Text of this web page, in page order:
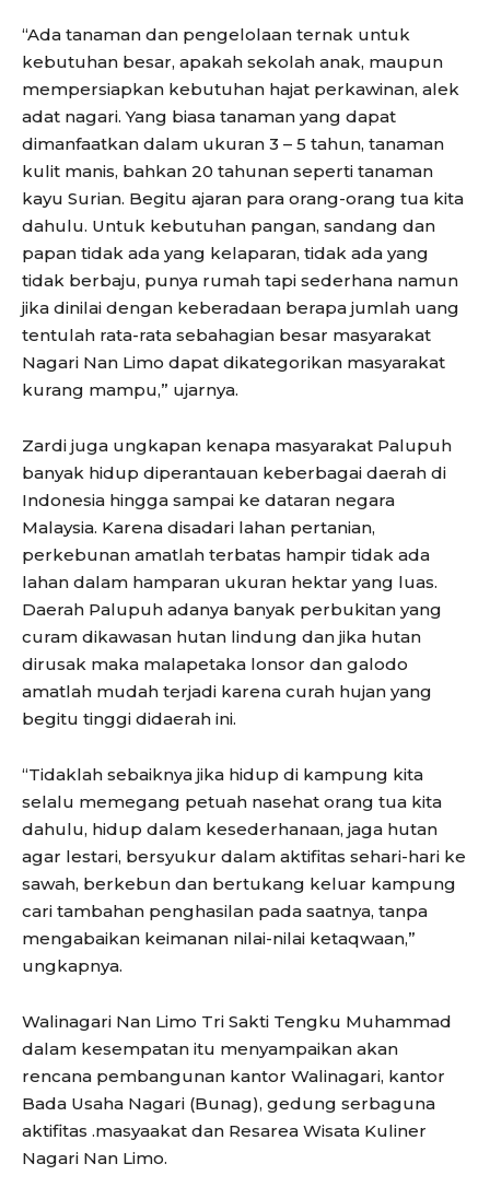
“Ada tanaman dan pengelolaan ternak untuk
kebutuhan besar, apakah sekolah anak, maupun
mempersiapkan kebutuhan hajat perkawinan, alek
adat nagari. Yang biasa tanaman yang dapat
dimanfaatkan dalam ukuran 3 – 5 tahun, tanaman
kulit manis, bahkan 20 tahunan seperti tanaman
kayu Surian. Begitu ajaran para orang-orang tua kita
dahulu. Untuk kebutuhan pangan, sandang dan
papan tidak ada yang kelaparan, tidak ada yang
tidak berbaju, punya rumah tapi sederhana namun
jika dinilai dengan keberadaan berapa jumlah uang
tentulah rata-rata sebahagian besar masyarakat
Nagari Nan Limo dapat dikategorikan masyarakat
kurang mampu,” ujarnya.
Zardi juga ungkapan kenapa masyarakat Palupuh
banyak hidup diperantauan keberbagai daerah di
Indonesia hingga sampai ke dataran negara
Malaysia. Karena disadari lahan pertanian,
perkebunan amatlah terbatas hampir tidak ada
lahan dalam hamparan ukuran hektar yang luas.
Daerah Palupuh adanya banyak perbukitan yang
curam dikawasan hutan lindung dan jika hutan
dirusak maka malapetaka lonsor dan galodo
amatlah mudah terjadi karena curah hujan yang
begitu tinggi didaerah ini.
“Tidaklah sebaiknya jika hidup di kampung kita
selalu memegang petuah nasehat orang tua kita
dahulu, hidup dalam kesederhanaan, jaga hutan
agar lestari, bersyukur dalam aktifitas sehari-hari ke
sawah, berkebun dan bertukang keluar kampung
cari tambahan penghasilan pada saatnya, tanpa
mengabaikan keimanan nilai-nilai ketaqwaan,”
ungkapnya.
Walinagari Nan Limo Tri Sakti Tengku Muhammad
dalam kesempatan itu menyampaikan akan
rencana pembangunan kantor Walinagari, kantor
Bada Usaha Nagari (Bunag), gedung serbaguna
aktifitas .masyaakat dan Resarea Wisata Kuliner
Nagari Nan Limo.